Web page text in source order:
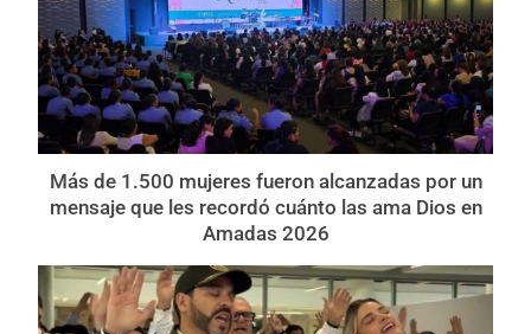
Más de 1.500 mujeres fueron alcanzadas por un
mensaje que les recordó cuánto las ama Dios en
Amadas 2026